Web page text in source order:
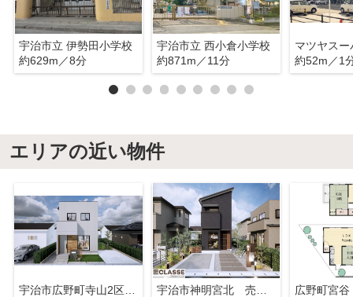
宇治市立 伊勢田小学校
約629m／8分
宇治市立 西小倉小学校
約871m／11分
約52m／1
エリアの近い物件
宇治市広野町寺山2区画C号地 売土地 建築条件付き
広野町宮